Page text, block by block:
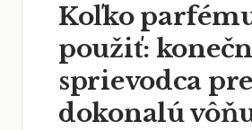
Koľko
použiť:
sprievodca pre
dokonalú